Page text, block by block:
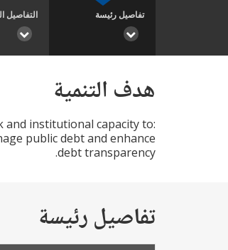
تفاصيل رئيسة التفاصيل
هدف التنمية
and institutional capacity to:
public debt and enhance
debt transparency.
تفاصيل رئيسة